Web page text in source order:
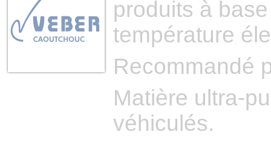
produits à
température
Recommandé
Matière ultra-
véhiculés.